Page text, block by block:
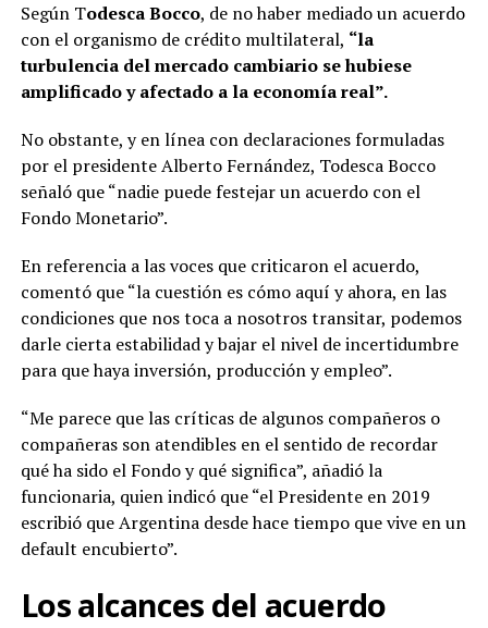
Según Todesca Bocco, de no haber mediado un acuerdo
con el organismo de crédito multilateral, “la
turbulencia del mercado cambiario se hubiese
amplificado y afectado a la economía real”.
No obstante, y en línea con declaraciones formuladas
por el presidente Alberto Fernández, Todesca Bocco
señaló que “nadie puede festejar un acuerdo con el
Fondo Monetario”.
En referencia a las voces que criticaron el acuerdo,
comentó que “la cuestión es cómo aquí y ahora, en las
condiciones que nos toca a nosotros transitar, podemos
darle cierta estabilidad y bajar el nivel de incertidumbre
para que haya inversión, producción y empleo”.
“Me parece que las críticas de algunos compañeros o
compañeras son atendibles en el sentido de recordar
qué ha sido el Fondo y qué significa”, añadió la
funcionaria, quien indicó que “el Presidente en 2019
escribió que Argentina desde hace tiempo que vive en un
default encubierto”.
Los alcances del acuerdo